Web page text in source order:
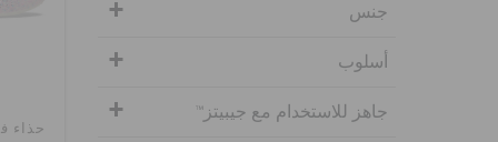
جنس
أسلوب
جاهز للاستخدام مع جيبيتز™
حذاء